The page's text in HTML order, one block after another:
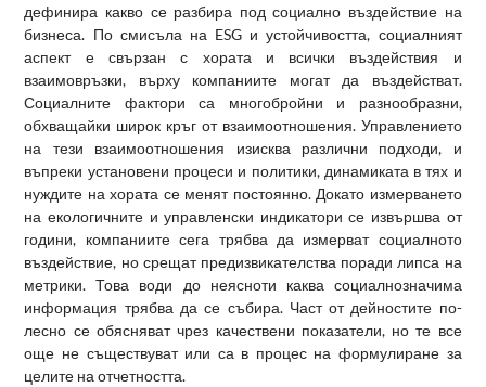
дефинира какво се разбира под социално въздействие на
бизнеса. По смисъла на ESG и устойчивостта, социалният
аспект е свързан с хората и всички въздействия и
взаимовръзки, върху компаниите могат да въздействат.
Социалните фактори са многобройни и разнообразни,
обхващайки широк кръг от взаимоотношения. Управлението
на тези взаимоотношения изисква различни подходи, и
въпреки установени процеси и политики, динамиката в тях и
нуждите на хората се менят постоянно. Докато измерването
на екологичните и управленски индикатори се извършва от
години, компаниите сега трябва да измерват социалното
въздействие, но срещат предизвикателства поради липса на
метрики. Това води до неясноти каква социалнозначима
информация трябва да се събира. Част от дейностите по-
лесно се обясняват чрез качествени показатели, но те все
още не съществуват или са в процес на формулиране за
целите на отчетността.